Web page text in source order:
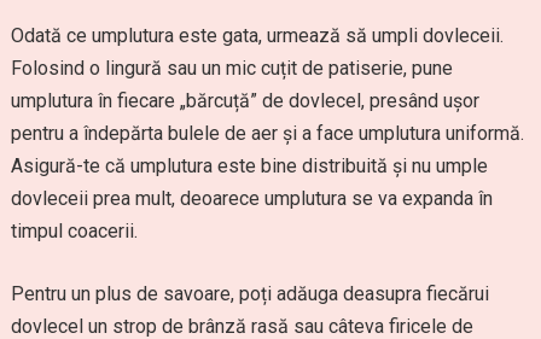
Odată ce umplutura este gata, urmează să umpli dovleceii.
Folosind o lingură sau un mic cuțit de patiserie, pune
umplutura în fiecare „bărcuță” de dovlecel, presând ușor
pentru a îndepărta bulele de aer și a face umplutura uniformă.
Asigură-te că umplutura este bine distribuită și nu umple
dovleceii prea mult, deoarece umplutura se va expanda în
timpul coacerii.
Pentru un plus de savoare, poți adăuga deasupra fiecărui
dovlecel un strop de brânză rasă sau câteva firicele de